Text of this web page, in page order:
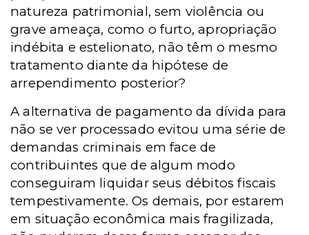
natureza patrimonial, sem violência ou
grave ameaça, como o furto, apropriação
indébita e estelionato, não têm o mesmo
tratamento diante da hipótese de
arrependimento posterior?
A alternativa de pagamento da dívida para
não se ver processado evitou uma série de
demandas criminais em face de
contribuintes que de algum modo
conseguiram liquidar seus débitos fiscais
tempestivamente. Os demais, por estarem
em situação econômica mais fragilizada,